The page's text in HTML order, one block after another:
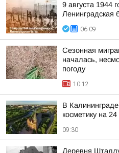
9 августа 1944
Ленинградская
06:09
Сезонная
началась,
погоду
10:12
В
косметику на
09:30
Деревня